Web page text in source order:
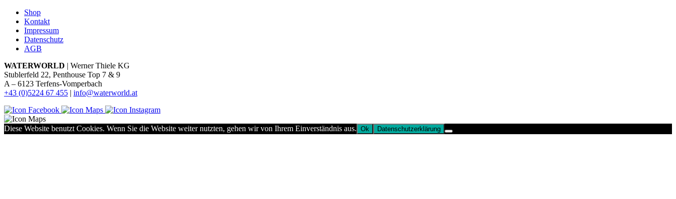
Shop
Kontakt
Impressum
Datenschutz
AGB
WATERWORLD | Werner Thiele KG
Stublerfeld 22, Penthouse Top 7 & 9
A – 6123 Terfens-Vomperbach
+43 (0)5224 67 455 | info@waterworld.at
Diese Website benutzt Cookies. Wenn Sie die Website weiter nutzten, gehen wir von Ihrem Einverständnis aus. Ok Datenschutzerklärung